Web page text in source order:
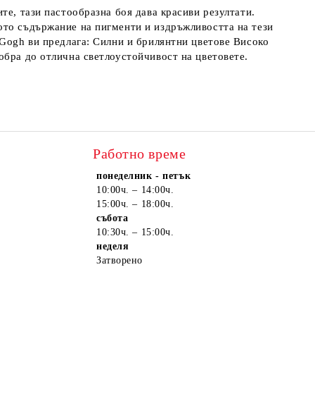
тази пастообразна боя дава красиви резултати.
съдържание на пигменти и издръжливостта на тези
ви предлага: Силни и брилянтни цветове Високо
до отлична светлоустойчивост на цветовете.
Работно време
понеделник - петък
10:00ч. – 14:00ч.
15:00ч. – 18:00ч.
събота
10:30ч. – 15:00ч.
неделя
Затворено